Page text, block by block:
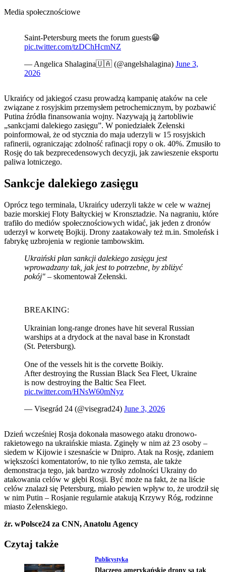
Media społecznościowe
Saint-Petersburg meets the forum guests😁
pic.twitter.com/tzDChHcmNZ
— Angelica Shalagina🇺🇦 (@angelshalagina) June 3,
2026
Ukraińcy od jakiegoś czasu prowadzą kampanię ataków na cele
związane z rosyjskim przemysłem petrochemicznym, by pozbawić
Putina źródła finansowania wojny. Nazywają ją żartobliwie
„sankcjami dalekiego zasięgu”. W poniedziałek Zełenski
poinformował, że od stycznia do maja uderzyli w 15 rosyjskich
rafinerii, ograniczając zdolność rafinacji ropy o ok. 40%. Zmusiło to
Rosję do tak bezprecedensowych decyzji, jak zawieszenie eksportu
paliwa lotniczego.
Sankcje dalekiego zasięgu
Oprócz tego terminala, Ukraińcy uderzyli także w cele w ważnej
bazie morskiej Floty Bałtyckiej w Kronsztadzie. Na nagraniu, które
trafiło do mediów społecznościowych widać, jak jeden z dronów
uderzył w korwetę Bojkij. Drony zaatakowały też m.in. Smoleńsk i
fabrykę uzbrojenia w regionie tambowskim.
Ukraiński plan sankcji dalekiego zasięgu jest
wprowadzany tak, jak jest to potrzebne, by zbliżyć
pokój" – skomentował Zełenski.
BREAKING:
Ukrainian long-range drones have hit several Russian
warships at a drydock at the naval base in Kronstadt
(St. Petersburg).
One of the vessels hit is the corvette Boikiy.
After destroying the Russian Black Sea Fleet, Ukraine
is now destroying the Baltic Sea Fleet.
pic.twitter.com/HNsW60mNyz
— Visegrád 24 (@visegrad24) June 3, 2026
Dzień wcześniej Rosja dokonała masowego ataku dronowo-
rakietowego na ukraińskie miasta. Zginęły w nim aż 23 osoby –
siedem w Kijowie i szesnaście w Dnipro. Atak na Rosję, zdaniem
większości komentatorów, to nie tylko zemsta, ale także
demonstracja tego, jak bardzo wzrosły zdolności Ukrainy do
atakowania celów w głębi Rosji. Być może na fakt, że na liście
celów znalazł się Petersburg, miało pewien wpływ to, że urodził się
w nim Putin – Rosjanie regularnie atakują Krzywy Róg, rodzinne
miasto Zełenskiego.
źr. wPolsce24 za CNN, Anatolu Agency
Czytaj także
Publicystyka
Dlaczego amerykańskie drony są tak